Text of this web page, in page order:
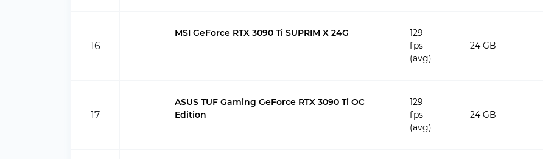
16
MSI GeForce RTX 3090 Ti SUPRIM X 24G
129
fps
(avg)
24 GB
17
ASUS TUF Gaming GeForce RTX 3090 Ti OC
Edition
129
fps
(avg)
24 GB